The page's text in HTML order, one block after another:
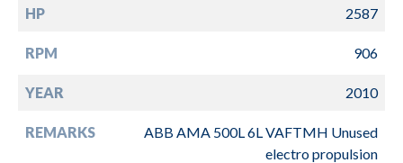
HP 2587
RPM 906
YEAR 2010
REMARKS
ABB AMA 500L 6L VAFTMH Unused
electro propulsion